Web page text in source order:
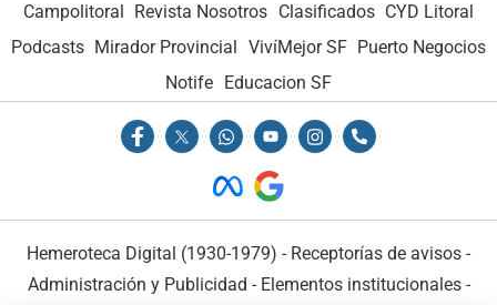
Campolitoral Revista Nosotros Clasificados CYD Litoral
Podcasts Mirador Provincial VivíMejor SF Puerto Negocios
Notife Educacion SF
Hemeroteca Digital (1930-1979) - Receptorías de avisos -
Administración y Publicidad - Elementos institucionales-